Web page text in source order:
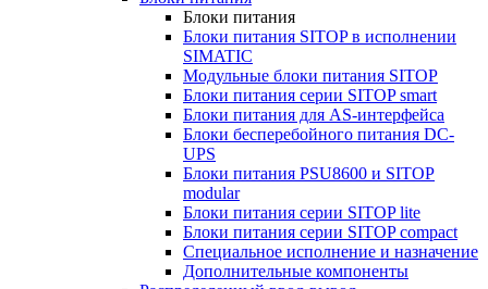
Блоки питания
Блоки питания SITOP в исполнении
SIMATIC
Модульные блоки питания SITOP
Блоки питания серии SITOP smart
Блоки питания для AS-интерфейса
Блоки бесперебойного питания DC-
UPS
Блоки питания PSU8600 и SITOP
modular
Блоки питания серии SITOP lite
Блоки питания серии SITOP compact
Специальное исполнение и назначение
Дополнительные компоненты